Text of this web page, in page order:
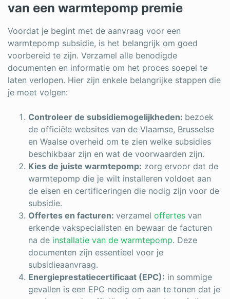
van een warmtepomp premie
Voordat je begint met de aanvraag voor een
warmtepomp subsidie, is het belangrijk om goed
voorbereid te zijn. Verzamel alle benodigde
documenten en informatie om het proces soepel te
laten verlopen. Hier zijn enkele belangrijke stappen die
je moet volgen:
Controleer de subsidiemogelijkheden: bezoek
de officiële websites van de Vlaamse, Brusselse
en Waalse overheid om te zien welke subsidies
beschikbaar zijn en wat de voorwaarden zijn.
Kies de juiste warmtepomp: zorg ervoor dat de
warmtepomp die je wilt installeren voldoet aan
de eisen en certificeringen die nodig zijn voor de
subsidie.
Offertes en facturen: verzamel offertes van
erkende vakspecialisten en bewaar de facturen
na de installatie van de warmtepomp. Deze
documenten zijn essentieel voor je
subsidieaanvraag.
Energieprestatiecertificaat (EPC): in sommige
gevallen is een EPC nodig om aan te tonen dat je